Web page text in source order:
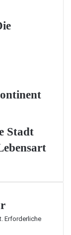
Stadt
Erforderliche